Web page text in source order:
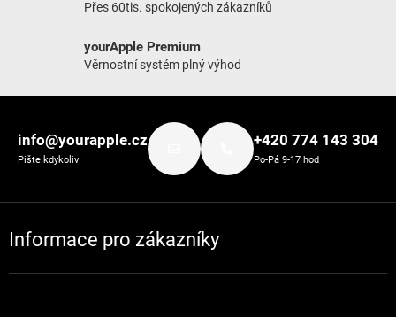
Přes 60tis. spokojených zákazníků
yourApple Premium
Věrnostní systém plný výhod
info@yourapple.cz
Pište kdykoliv
+420 774 143 304
Po-Pá 9-17 hod
Informace pro zákazníky